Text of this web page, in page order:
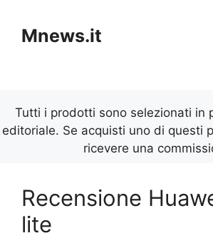
contenuto
Mnews.it
Tutti i prodotti sono selezionati in
editoriale. Se acquisti uno di questi
ricevere una
Recensione
lite